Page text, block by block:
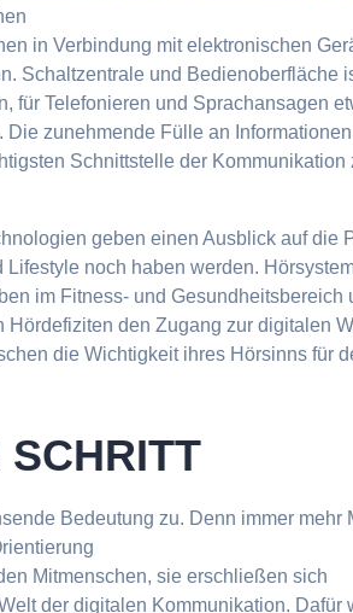
in Verbindung mit elektronischen
Schaltzentrale und Bedienoberfläche
für Telefonieren und Sprachansagen
zunehmende Fülle an
Schnittstelle der
geben einen Ausblick auf die
noch haben werden.
im Fitness- und Gesundheitsbereich
den Zugang zur digitalen
die Wichtigkeit ihres Hörsinns für
SCHRITT
Bedeutung zu. Denn immer mehr
Mitmenschen, sie erschließen sich
der digitalen Kommunikation. Dafür